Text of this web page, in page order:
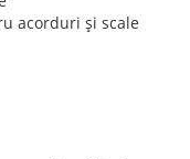
acorduri și scale